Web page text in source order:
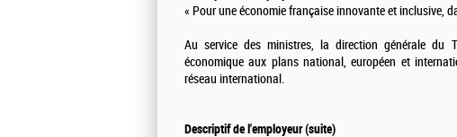
« Pour une économie française innovante et inclusive,
Au service des ministres, la direction générale du
économique aux plans national, européen et
réseau international.
Descriptif de l'employeur (suite)